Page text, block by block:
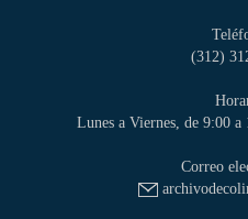
(312)
Lunes a Viernes, de 9:00
Correo